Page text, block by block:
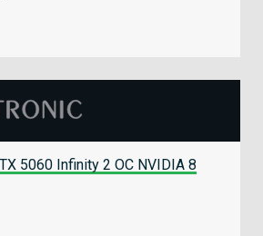
5060 Infinity 2 OC NVIDIA 8